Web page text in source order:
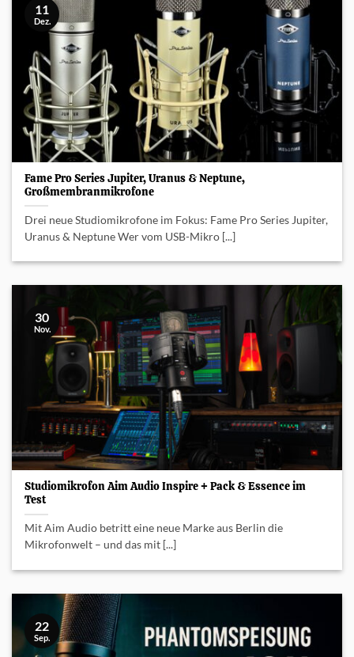
Fame Pro Series Jupiter, Uranus & Neptune,
Großmembranmikrofone
Drei neue Studiomikrofone im Fokus: Fame Pro Series Jupiter,
Uranus & Neptune Wer vom USB-Mikro [...]
11
Dez.
Studiomikrofon Aim Audio Inspire + Pack & Essence im
Test
Mit Aim Audio betritt eine neue Marke aus Berlin die
Mikrofonwelt – und das mit [...]
30
Nov.
22
Sep.